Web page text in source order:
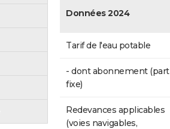
Données 2024
Tarif de l'eau potable
- dont abonnement (part
fixe)
Redevances applicables
(voies navigables,